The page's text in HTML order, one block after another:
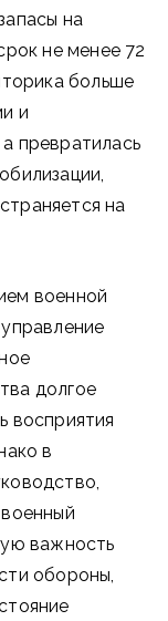
на
не менее 72
больше
и
превратилась
на
военной
долгое
восприятия
в
важность
обороны,